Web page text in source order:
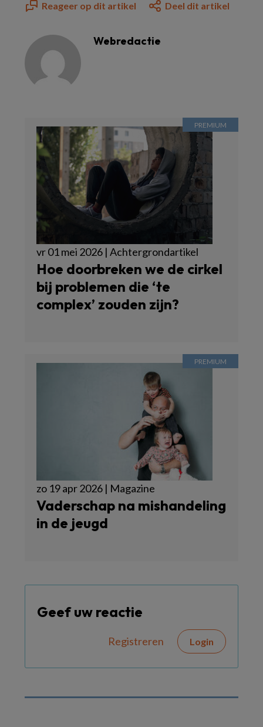
Reageer op dit artikel Deel dit artikel
Webredactie
vr 01 mei 2026 | Achtergrondartikel
Hoe doorbreken we de cirkel
bij problemen die ‘te
complex’ zouden zijn?
zo 19 apr 2026 | Magazine
Vaderschap na mishandeling
in de jeugd
Geef uw reactie
Registreren Login